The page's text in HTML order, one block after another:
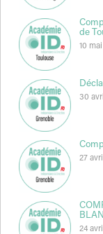
de
10
30
27
24